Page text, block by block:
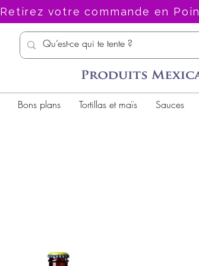
Retirez votre commande en
Bons plans Tortillas et maïs Sauces